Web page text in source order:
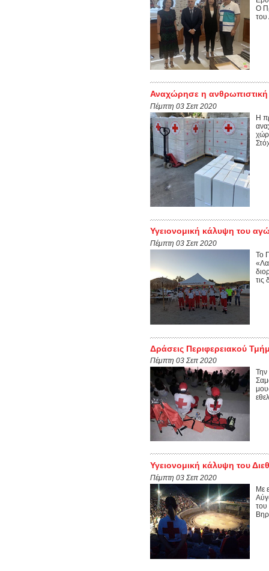
Ο
του
Αναχώρησε η ανθρωπιστική
Πέμπτη 03 Σεπ 2020
Η
Υγειονομική κάλυψη του
Πέμπτη 03 Σεπ 2020
Το
τις
Δράσεις Περιφερειακού
Πέμπτη 03 Σεπ 2020
Την
Υγειονομική κάλυψη του
Πέμπτη 03 Σεπ 2020
Με
του